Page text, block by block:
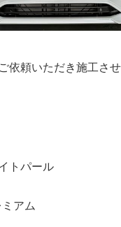
依頼いただき施工さ
トパール
アム